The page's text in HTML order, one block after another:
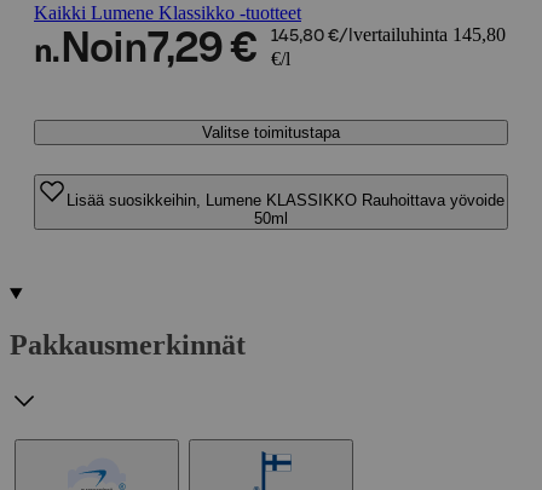
Kaikki Lumene Klassikko -tuotteet
n. Noin7,29 € 145,80 €/l vertailuhinta 145,80
€/l
Valitse toimitustapa
Lisää suosikkeihin, Lumene KLASSIKKO Rauhoittava yövoide
50ml
Pakkausmerkinnät